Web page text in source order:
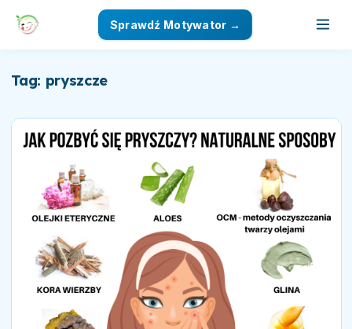
Sprawdź Motywator →
Tag: pryszcze